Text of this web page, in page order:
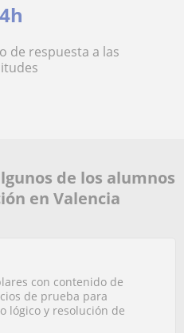
de respuesta a las
de los alumnos
en Valencia
con contenido de
de prueba para
lógico y resolución de